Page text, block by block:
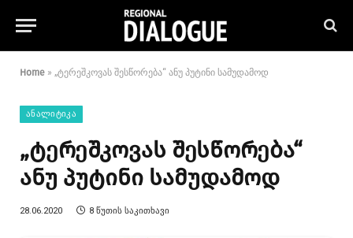
Home » „ტერეშკოვას შესწორება“ ანუ პუტინი სამუდამოდ
ᲐᲜᲐᲚᲘᲢᲘᲙᲐ
„ტერეშკოვას შესწორება“
ანუ პუტინი სამუდამოდ
28.06.2020 8 ᲬᲣᲗᲘᲡ ᲡᲐᲙᲘᲗᲮᲐᲕᲘ